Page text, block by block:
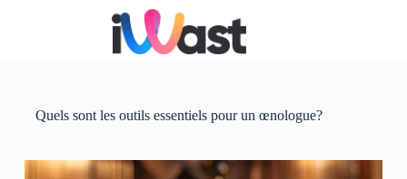
Quels sont les outils essentiels pour un œnologue?